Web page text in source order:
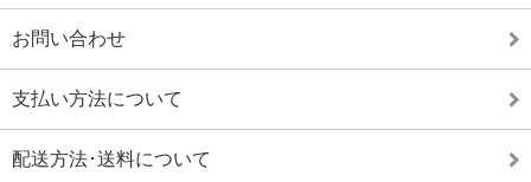
お問い合わせ
支払い方法について
配送方法･送料について